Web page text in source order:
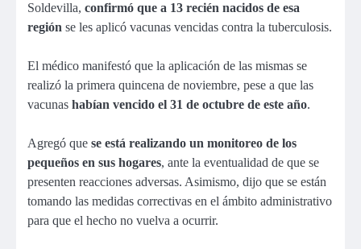
Soldevilla, confirmó que a 13 recién nacidos de esa
región se les aplicó vacunas vencidas contra la tuberculosis.
El médico manifestó que la aplicación de las mismas se
realizó la primera quincena de noviembre, pese a que las
vacunas habían vencido el 31 de octubre de este año.
Agregó que se está realizando un monitoreo de los
pequeños en sus hogares, ante la eventualidad de que se
presenten reacciones adversas. Asimismo, dijo que se están
tomando las medidas correctivas en el ámbito administrativo
para que el hecho no vuelva a ocurrir.